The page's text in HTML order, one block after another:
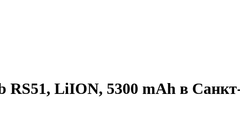
LiION, 5300 mAh в